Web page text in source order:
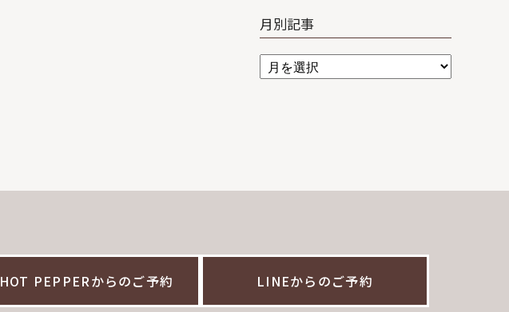
月別記事
HOT PEPPERからのご予約 LINEからのご予約